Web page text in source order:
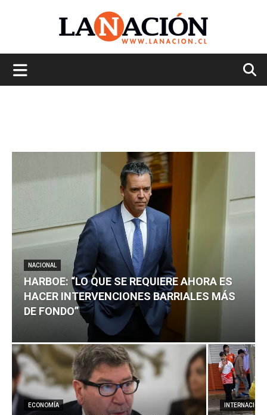
NACIONAL
HARBOE: “LO QUE SE REQUIERE AHORA ES
HACER INTERVENCIONES BARRIALES MÁS
DE FONDO”
ECONOMÍA